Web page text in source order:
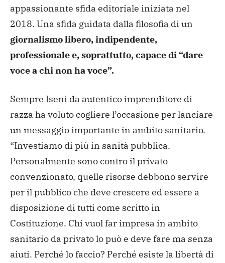
appassionante sfida editoriale iniziata nel
2018. Una sfida guidata dalla filosofia di un
giornalismo libero, indipendente,
professionale e, soprattutto, capace di “dare
voce a chi non ha voce”.
Sempre Iseni da autentico imprenditore di
razza ha voluto cogliere l’occasione per lanciare
un messaggio importante in ambito sanitario.
“Investiamo di più in sanità pubblica.
Personalmente sono contro il privato
convenzionato, quelle risorse debbono servire
per il pubblico che deve crescere ed essere a
disposizione di tutti come scritto in
Costituzione. Chi vuol far impresa in ambito
sanitario da privato lo può e deve fare ma senza
aiuti. Perché lo faccio? Perché esiste la libertà di